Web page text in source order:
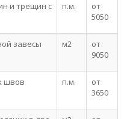
и трещин с
п.м.
от
5050
завесы м2
от
9050
швов п.м.
от
3650